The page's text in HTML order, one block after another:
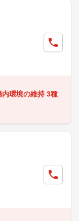
環境の維持 3種